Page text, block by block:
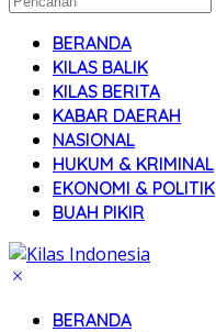
BERANDA
KILAS BALIK
KILAS BERITA
KABAR DAERAH
NASIONAL
HUKUM & KRIMINAL
EKONOMI & POLITIK
BUAH PIKIR
BERANDA